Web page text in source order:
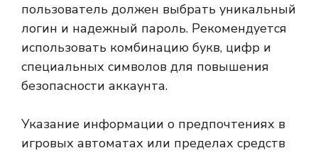
пользователь должен выбрать уникальный
логин и надежный пароль. Рекомендуется
использовать комбинацию букв, цифр и
специальных символов для повышения
безопасности аккаунта.
Указание информации о предпочтениях в
игровых автоматах или пределах средств